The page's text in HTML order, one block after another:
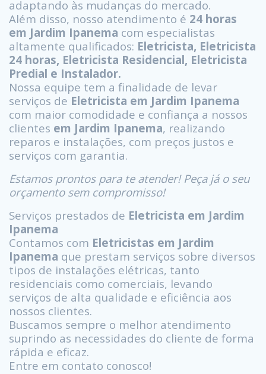
adaptando às mudanças do mercado.
Além disso, nosso atendimento é 24 horas
em Jardim Ipanema com especialistas
altamente qualificados: Eletricista, Eletricista
24 horas, Eletricista Residencial, Eletricista
Predial e Instalador.
Nossa equipe tem a finalidade de levar
serviços de Eletricista em Jardim Ipanema
com maior comodidade e confiança a nossos
clientes em Jardim Ipanema, realizando
reparos e instalações, com preços justos e
serviços com garantia.
Estamos prontos para te atender! Peça já o seu
orçamento sem compromisso!
Serviços prestados de Eletricista em Jardim
Ipanema
Contamos com Eletricistas em Jardim
Ipanema que prestam serviços sobre diversos
tipos de instalações elétricas, tanto
residenciais como comerciais, levando
serviços de alta qualidade e eficiência aos
nossos clientes.
Buscamos sempre o melhor atendimento
suprindo as necessidades do cliente de forma
rápida e eficaz.
Entre em contato conosco!